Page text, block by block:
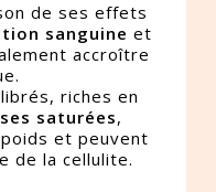
de ses effets
sanguine et
accroître
riches en
saturées,
et peuvent
de la cellulite.